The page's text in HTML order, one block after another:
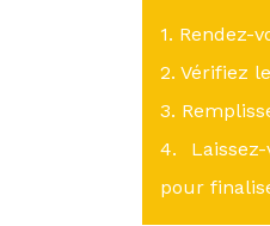
1. Rendez-
2. Vérifiez
3.
4.
pour